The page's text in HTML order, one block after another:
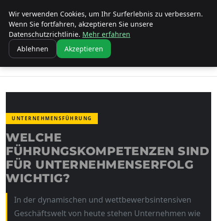
KIRCHE ERBACH DONAU
STARTSEITE
UNTERNEHMENSFÜHRUNG
WELCHE FÜHRUNGSKOMPETENZEN SIND FÜR
UNTERNEHMENSFÜHRUNG
WELCHE
FÜHRUNGSKOMPETENZEN SIND
FÜR UNTERNEHMENSERFOLG
WICHTIG?
In der dynamischen und wettbewerbsintensiven
Geschäftswelt von heute stehen Unternehmen wie
Wir verwenden Cookies, um Ihr Surferlebnis zu verbessern.
Wenn Sie fortfahren, akzeptieren Sie unsere
Datenschutzrichtlinie. Mehr erfahren
Ablehnen
Akzeptieren